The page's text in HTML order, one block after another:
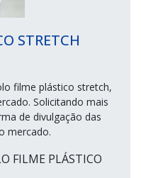
STRETCH
filme plástico stretch,
Solicitando mais
de divulgação das
mercado.
FILME PLÁSTICO